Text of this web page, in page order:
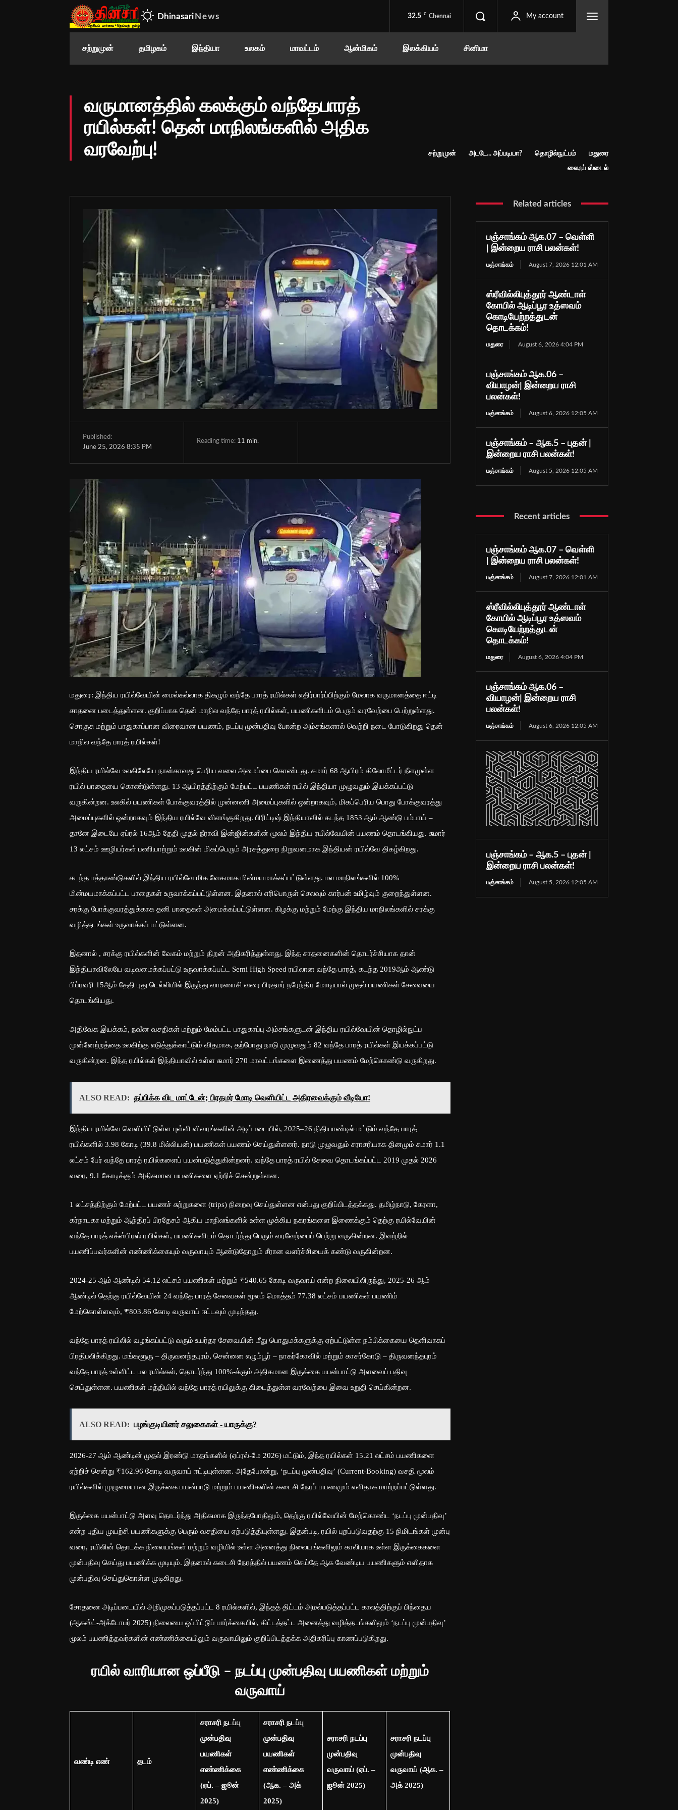
Dhinasari News 32.5 C Chennai My account
சற்றுமுன் தமிழகம் இந்தியா உலகம் மாவட்டம் ஆன்மிகம் இலக்கியம் சினிமா
வருமானத்தில் கலக்கும் வந்தேபாரத்
ரயில்கள்! தென் மாநிலங்களில் அதிக
வரவேற்பு!
சற்றுமுன் அடடே... அப்படியா? தொழில்நுட்பம் மதுரை
லைஃப் ஸ்டைல்
Published:
June 25, 2026 8:35 PM
Reading time: 11 min.
மதுரை: இந்திய ரயில்வேயின் மைல்கல்லாக திகழும் வந்தே பாரத் ரயில்கள் எதிர்பார்ப்பிற்கும் மேலாக வருமானத்தை ஈட்டி
சாதனை படைத்துள்ளன. குறிப்பாக தென் மாநில வந்தே பாரத் ரயில்கள், பயணிகளிடம் பெரும் வரவேற்பை பெற்றுள்ளது.
சொகுசு மற்றும் பாதுகாப்பான விரைவான பயணம், நடப்பு முன்பதிவு போன்ற அம்சங்களால் வெற்றி நடை போடுகிறது தென்
மாநில வந்தே பாரத் ரயில்கள்!
இந்திய ரயில்வே உலகிலேயே நான்காவது பெரிய வலை அமைப்பை கொண்டது. சுமார் 68 ஆயிரம் கிலோமீட்டர் நீளமுள்ள
ரயில் பாதையை கொண்டுள்ளது. 13 ஆயிரத்திற்கும் மேற்பட்ட பயணிகள் ரயில் இந்தியா முழுவதும் இயக்கப்பட்டு
வருகின்றன. உலகில் பயணிகள் போக்குவரத்தில் முன்னணி அமைப்புகளில் ஒன்றாகவும், மிகப்பெரிய பொது போக்குவரத்து
அமைப்புகளில் ஒன்றாகவும் இந்திய ரயில்வே விளங்குகிறது. பிரிட்டிஷ் இந்தியாவில் கடந்த 1853 ஆம் ஆண்டு பம்பாய் –
தானே இடையே ஏப்ரல் 16ஆம் தேதி முதல் நீராவி இன்ஜின்களின் மூலம் இந்திய ரயில்வேயின் பயணம் தொடங்கியது. சுமார்
13 லட்சம் ஊழியர்கள் பணியாற்றும் உலகின் மிகப்பெரும் அரசுத்துறை நிறுவனமாக இந்தியன் ரயில்வே திகழ்கிறது.
கடந்த பத்தாண்டுகளில் இந்திய ரயில்வே மிக வேகமாக மின்மயமாக்கப்பட்டுள்ளது. பல மாநிலங்களில் 100%
மின்மயமாக்கப்பட்ட பாதைகள் உருவாக்கப்பட்டுள்ளன. இதனால் எரிபொருள் செலவும் கார்பன் உமிழ்வும் குறைந்துள்ளன.
சரக்கு போக்குவரத்துக்காக தனி பாதைகள் அமைக்கப்பட்டுள்ளன. கிழக்கு மற்றும் மேற்கு இந்திய மாநிலங்களில் சரக்கு
வழித்தடங்கள் உருவாக்கப் பட்டுள்ளன.
இதனால் , சரக்கு ரயில்களின் வேகம் மற்றும் திறன் அதிகரித்துள்ளது. இந்த சாதனைகளின் தொடர்ச்சியாக தான்
இந்தியாவிலேயே வடிவமைக்கப்பட்டு உருவாக்கப்பட்ட Semi High Speed ரயிலான வந்தே பாரத், கடந்த 2019ஆம் ஆண்டு
பிப்ரவரி 15ஆம் தேதி புது டெல்லியில் இருந்து வாரணாசி வரை பிரதமர் நரேந்திர மோடியால் முதல் பயணிகள் சேவையை
தொடங்கியது.
அதிவேக இயக்கம், நவீன வசதிகள் மற்றும் மேம்பட்ட பாதுகாப்பு அம்சங்களுடன் இந்திய ரயில்வேயின் தொழில்நுட்ப
முன்னேற்றத்தை உலகிற்கு எடுத்துக்காட்டும் விதமாக, தற்போது நாடு முழுவதும் 82 வந்தே பாரத் ரயில்கள் இயக்கப்பட்டு
வருகின்றன. இந்த ரயில்கள் இந்தியாவில் உள்ள சுமார் 270 மாவட்டங்களை இணைத்து பயணம் மேற்கொண்டு வருகிறது.
ALSO READ: தப்பிக்க விட மாட்டேன்; பிரதமர் மோடி வெளியிட்ட அதிரவைக்கும் வீடியோ!
இந்திய ரயில்வே வெளியிட்டுள்ள புள்ளி விவரங்களின் அடிப்படையில், 2025–26 நிதியாண்டில் மட்டும் வந்தே பாரத்
ரயில்களில் 3.98 கோடி (39.8 மில்லியன்) பயணிகள் பயணம் செய்துள்ளனர். நாடு முழுவதும் சராசரியாக தினமும் சுமார் 1.1
லட்சம் பேர் வந்தே பாரத் ரயில்களைப் பயன்படுத்துகின்றனர். வந்தே பாரத் ரயில் சேவை தொடங்கப்பட்ட 2019 முதல் 2026
வரை, 9.1 கோடிக்கும் அதிகமான பயணிகளை ஏற்றிச் சென்றுள்ளன.
1 லட்சத்திற்கும் மேற்பட்ட பயணச் சுற்றுகளை (trips) நிறைவு செய்துள்ளன என்பது குறிப்பிடத்தக்கது. தமிழ்நாடு, கேரளா,
கர்நாடகா மற்றும் ஆந்திரப் பிரதேசம் ஆகிய மாநிலங்களில் உள்ள முக்கிய நகரங்களை இணைக்கும் தெற்கு ரயில்வேயின்
வந்தே பாரத் எக்ஸ்பிரஸ் ரயில்கள், பயணிகளிடம் தொடர்ந்து பெரும் வரவேற்பைப் பெற்று வருகின்றன. இவற்றில்
பயணிப்பவர்களின் எண்ணிக்கையும் வருவாயும் ஆண்டுதோறும் சீரான வளர்ச்சியைக் கண்டு வருகின்றன.
2024-25 ஆம் ஆண்டில் 54.12 லட்சம் பயணிகள் மற்றும் ₹540.65 கோடி வருவாய் என்ற நிலையிலிருந்து, 2025-26 ஆம்
ஆண்டில் தெற்கு ரயில்வேயின் 24 வந்தே பாரத் சேவைகள் மூலம் மொத்தம் 77.38 லட்சம் பயணிகள் பயணிம்
மேற்கொள்ளவும், ₹803.86 கோடி வருவாய் ஈட்டவும் முடிந்தது.
வந்தே பாரத் ரயிலில் வழங்கப்பட்டு வரும் உயர்தர சேவையின் மீது பொதுமக்களுக்கு ஏற்பட்டுள்ள நம்பிக்கையை தெளிவாகப்
பிரதிபலிக்கிறது. மங்களூரு – திருவனந்தபுரம், சென்னை எழும்பூர் – நாகர்கோவில் மற்றும் காசர்கோடு – திருவனந்தபுரம்
வந்தே பாரத் உள்ளிட்ட பல ரயில்கள், தொடர்ந்து 100%-க்கும் அதிகமான இருக்கை பயன்பாட்டு அளவைப் பதிவு
செய்துள்ளன. பயணிகள் மத்தியில் வந்தே பாரத் ரயிலுக்கு கிடைத்துள்ள வரவேற்பை இவை உறுதி செய்கின்றன.
ALSO READ: பழங்குடியினர் சலுகைகள் - யாருக்கு?
2026-27 ஆம் ஆண்டின் முதல் இரண்டு மாதங்களில் (ஏப்ரல்-மே 2026) மட்டும், இந்த ரயில்கள் 15.21 லட்சம் பயணிகளை
ஏற்றிச் சென்று ₹162.96 கோடி வருவாய் ஈட்டியுள்ளன. அதேபோன்று, ‘நடப்பு முன்பதிவு’ (Current-Booking) வசதி மூலம்
ரயில்களில் முழுமையான இருக்கை பயன்பாடு மற்றும் பயணிகளின் கடைசி நேரப் பயணமும் எளிதாக மாற்றப்பட்டுள்ளது.
இருக்கை பயன்பாட்டு அளவு தொடர்ந்து அதிகமாக இருந்தபோதிலும், தெற்கு ரயில்வேயின் மேற்கொண்ட ‘நடப்பு முன்பதிவு’
என்ற புதிய முயற்சி பயணிகளுக்கு பெரும் வசதியை ஏற்படுத்தியுள்ளது. இதன்படி, ரயில் புறப்படுவதற்கு 15 நிமிடங்கள் முன்பு
வரை, ரயிலின் தொடக்க நிலையங்கள் மற்றும் வழியில் உள்ள அனைத்து நிலையங்களிலும் காலியாக உள்ள இருக்கைகளை
முன்பதிவு செய்து பயணிக்க முடியும். இதனால் கடைசி நேரத்தில் பயணம் செய்தே ஆக வேண்டிய பயணிகளும் எளிதாக
முன்பதிவு செய்துகொள்ள முடிகிறது.
சோதனை அடிப்படையில் அறிமுகப்படுத்தப்பட்ட 8 ரயில்களில், இந்தத் திட்டம் அமல்படுத்தப்பட்ட காலத்திற்குப் பிந்தைய
(ஆகஸ்ட்-அக்டோபர் 2025) நிலையை ஒப்பிட்டுப் பார்க்கையில், கிட்டத்தட்ட அனைத்து வழித்தடங்களிலும் ‘நடப்பு முன்பதிவு’
மூலம் பயணித்தவர்களின் எண்ணிக்கையிலும் வருவாயிலும் குறிப்பிடத்தக்க அதிகரிப்பு காணப்படுகிறது.
ரயில் வாரியான ஒப்பீடு – நடப்பு முன்பதிவு பயணிகள் மற்றும்
வருவாய்
வண்டி எண் தடம்
சராசரி நடப்பு
முன்பதிவு
பயணிகள்
எண்ணிக்கை
(ஏப். – ஜூன்
2025)
சராசரி நடப்பு
முன்பதிவு
பயணிகள்
எண்ணிக்கை
(ஆக. – அக்
2025)
சராசரி நடப்பு
முன்பதிவு
வருவாய் (ஏப். –
ஜூன் 2025)
சராசரி நடப்பு
முன்பதிவு
வருவாய் (ஆக. –
அக் 2025)
Related articles
பஞ்சாங்கம் ஆக.07 – வெள்ளி
| இன்றைய ராசி பலன்கள்!
பஞ்சாங்கம் August 7, 2026 12:01 AM
ஸ்ரீவில்லிபுத்தூர் ஆண்டாள்
கோயில் ஆடிப்பூர உத்ஸவம்
கொடியேற்றத்துடன்
தொடக்கம்!
மதுரை August 6, 2026 4:04 PM
பஞ்சாங்கம் ஆக.06 –
வியாழன்| இன்றைய ராசி
பலன்கள்!
பஞ்சாங்கம் August 6, 2026 12:05 AM
பஞ்சாங்கம் – ஆக.5 – புதன் |
இன்றைய ராசி பலன்கள்!
பஞ்சாங்கம் August 5, 2026 12:05 AM
Recent articles
பஞ்சாங்கம் ஆக.07 – வெள்ளி
| இன்றைய ராசி பலன்கள்!
பஞ்சாங்கம் August 7, 2026 12:01 AM
ஸ்ரீவில்லிபுத்தூர் ஆண்டாள்
கோயில் ஆடிப்பூர உத்ஸவம்
கொடியேற்றத்துடன்
தொடக்கம்!
மதுரை August 6, 2026 4:04 PM
பஞ்சாங்கம் ஆக.06 –
வியாழன்| இன்றைய ராசி
பலன்கள்!
பஞ்சாங்கம் August 6, 2026 12:05 AM
பஞ்சாங்கம் – ஆக.5 – புதன் |
இன்றைய ராசி பலன்கள்!
பஞ்சாங்கம் August 5, 2026 12:05 AM